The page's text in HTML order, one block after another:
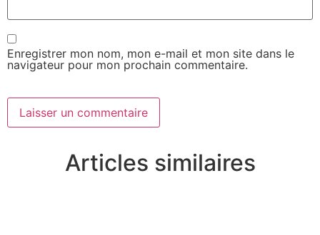
Enregistrer mon nom, mon e-mail et mon site dans le
navigateur pour mon prochain commentaire.
Articles similaires